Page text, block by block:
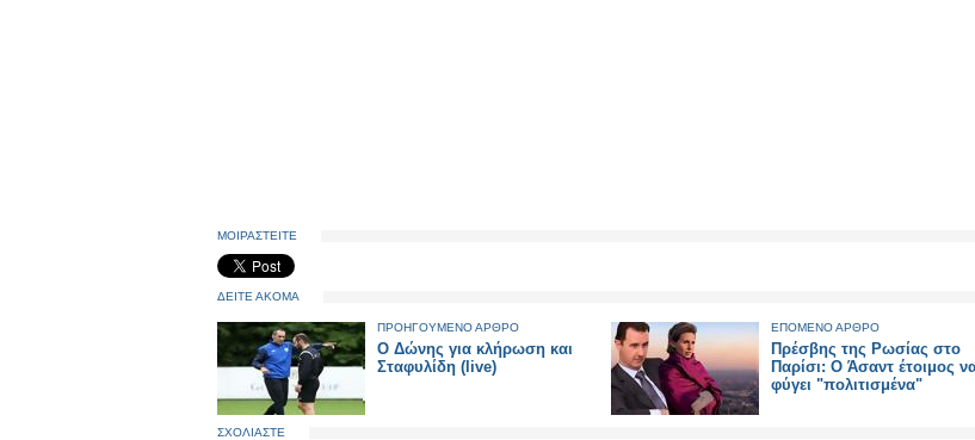
ΜΟΙΡΑΣΤΕΙΤΕ
ΔΕΙΤΕ ΑΚΟΜΑ
ΠΡΟΗΓΟΥΜΕΝΟ ΑΡΘΡΟ
O Δώνης για κλήρωση και
Σταφυλίδη (live)
ΕΠΟΜΕΝΟ ΑΡΘΡΟ
Πρέσβης της Ρωσίας στο
Παρίσι: Ο Άσαντ έτοιμος
φύγει "πολιτισμένα"
ΣΧΟΛΙΑΣΤΕ